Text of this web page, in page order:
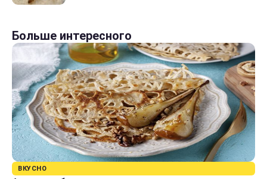
Больше интересного
ВКУСНО